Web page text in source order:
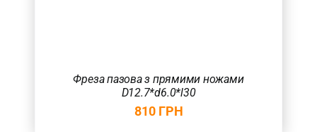
Фреза пазова з прямими ножами
D12.7*d6.0*l30
810 ГРН